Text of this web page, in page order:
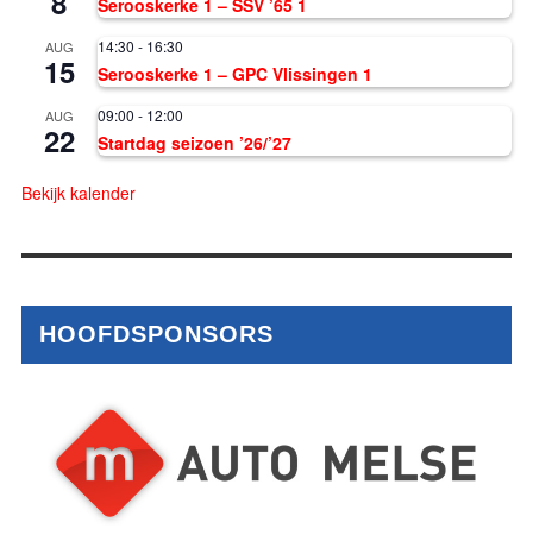
AUG
15
14:30 - 16:30
Serooskerke 1 – GPC Vlissingen 1
AUG
22
09:00 - 12:00
Startdag seizoen ’26/’27
Bekijk kalender
HOOFDSPONSORS